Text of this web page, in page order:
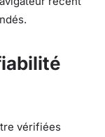
vérifiées